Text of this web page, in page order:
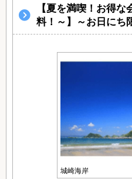
【夏を満喫！お得
料！～】～お日にち
城崎海岸